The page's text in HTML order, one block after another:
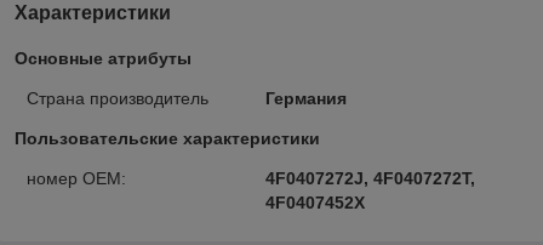
Характеристики
Основные атрибуты
Страна производитель Германия
Пользовательские характеристики
номер OEM:
4F0407272J, 4F0407272T,
4F0407452X